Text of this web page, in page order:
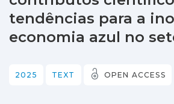
tendências para a
economia azul no
2025 TEXT OPEN ACCESS